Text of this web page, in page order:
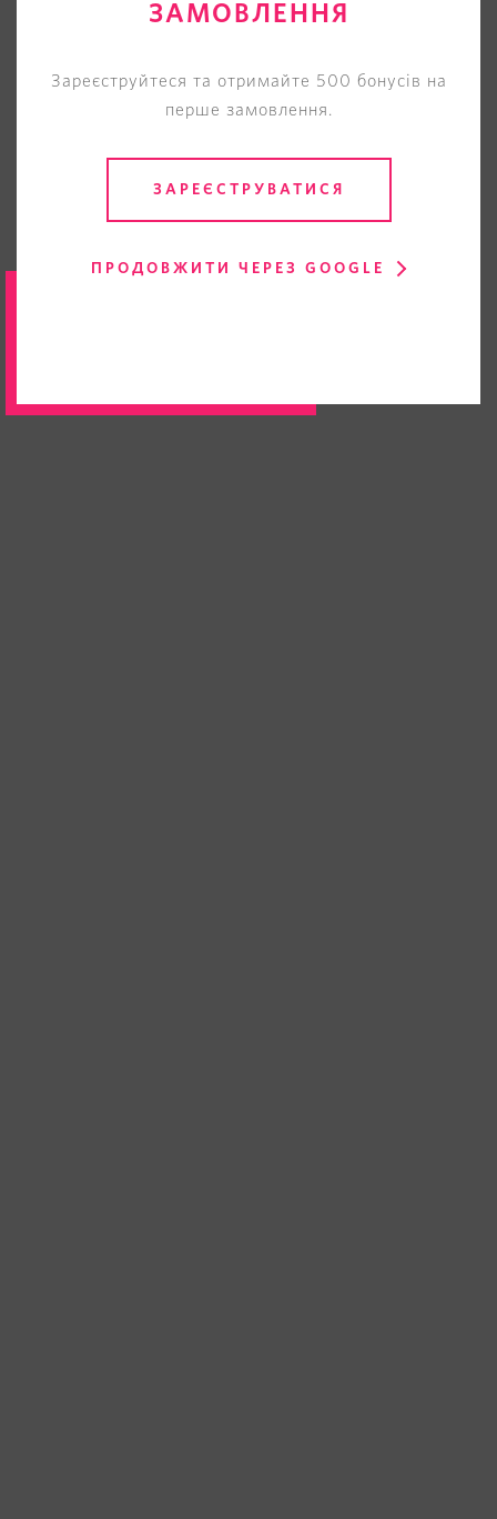
ЗАМОВЛЕННЯ
Зареєструйтеся та отримайте 500 бонусів на
перше замовлення.
ЗАРЕЄСТРУВАТИСЯ
ПРОДОВЖИТИ ЧЕРЕЗ GOOGLE